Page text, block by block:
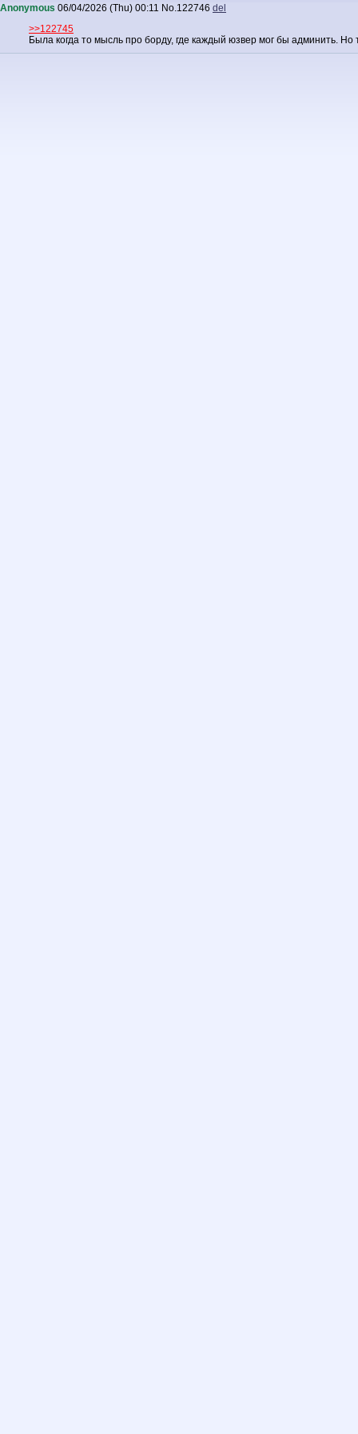
Anonymous 06/04/2026 (Thu) 00:11 No.122746 del
>>122745
Была когда то мысль про борду, где каждый юзвер мог бы админить.